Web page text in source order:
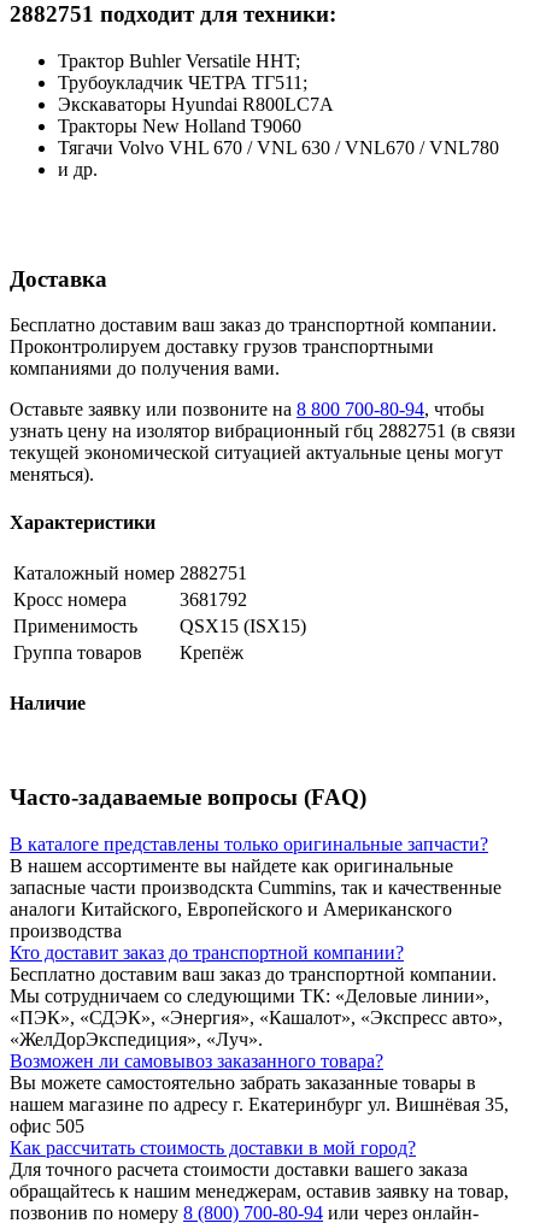
2882751 подходит для техники:
Трактор Buhler Versatile HHT;
Трубоукладчик ЧЕТРА ТГ511;
Экскаваторы Hyundai R800LC7A
Тракторы New Holland T9060
Тягачи Volvo VHL 670 / VNL 630 / VNL670 / VNL780
и др.
Доставка
Бесплатно доставим ваш заказ до транспортной компании.
Проконтролируем доставку грузов транспортными
компаниями до получения вами.
Оставьте заявку или позвоните на 8 800 700-80-94, чтобы
узнать цену на изолятор вибрационный гбц 2882751 (в связи
текущей экономической ситуацией актуальные цены могут
меняться).
Характеристики
Каталожный номер 2882751
Кросс номера
3681792
Применимость
QSX15 (ISX15)
Группа товаров
Крепёж
Наличие
Часто-задаваемые вопросы (FAQ)
В каталоге представлены только оригинальные запчасти?
В нашем ассортименте вы найдете как оригинальные
запасные части производскта Cummins, так и качественные
аналоги Китайского, Европейского и Американского
производства
Кто доставит заказ до транспортной компании?
Бесплатно доставим ваш заказ до транспортной компании.
Мы сотрудничаем со следующими ТК: «Деловые линии»,
«ПЭК», «СДЭК», «Энергия», «Кашалот», «Экспресс авто»,
«ЖелДорЭкспедиция», «Луч».
Возможен ли самовывоз заказанного товара?
Вы можете самостоятельно забрать заказанные товары в
нашем магазине по адресу г. Екатеринбург ул. Вишнёвая 35,
офис 505
Как рассчитать стоимость доставки в мой город?
Для точного расчета стоимости доставки вашего заказа
обращайтесь к нашим менеджерам, оставив заявку на товар,
позвонив по номеру 8 (800) 700-80-94 или через онлайн-